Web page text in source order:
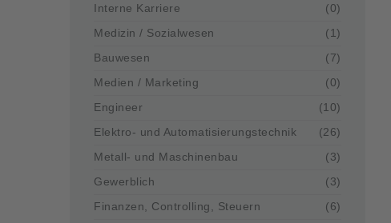
Interne Karriere
(0)
Medizin / Sozialwesen
(1)
Bauwesen
(7)
Medien / Marketing
(0)
Engineer
(10)
Elektro- und Automatisierungstechnik
(26)
Metall- und Maschinenbau
(3)
Gewerblich
(3)
Finanzen, Controlling, Steuern
(6)